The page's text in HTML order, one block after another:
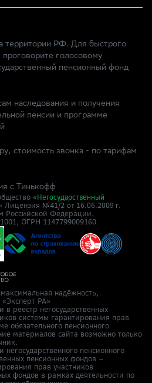
территории РФ. Для быстрого
голосовому
пенсионный фонд
наследования и получения
пенсии и программе
стоимость звонка - по тарифам
с Тинькофф
« Негосударственный
Лицензия №41/2 от 16.06.2009 г.
Российской Федерации.
ОГРН 1147799009160
надёжность,
«Эксперт РА»
в реестр негосударственных
системы гарантирования прав
обязательного пенсионного
материалов сайта возможно только
негосударственного пенсионного
пенсионных фондов –
прав участников
фондов в рамках деятельности по